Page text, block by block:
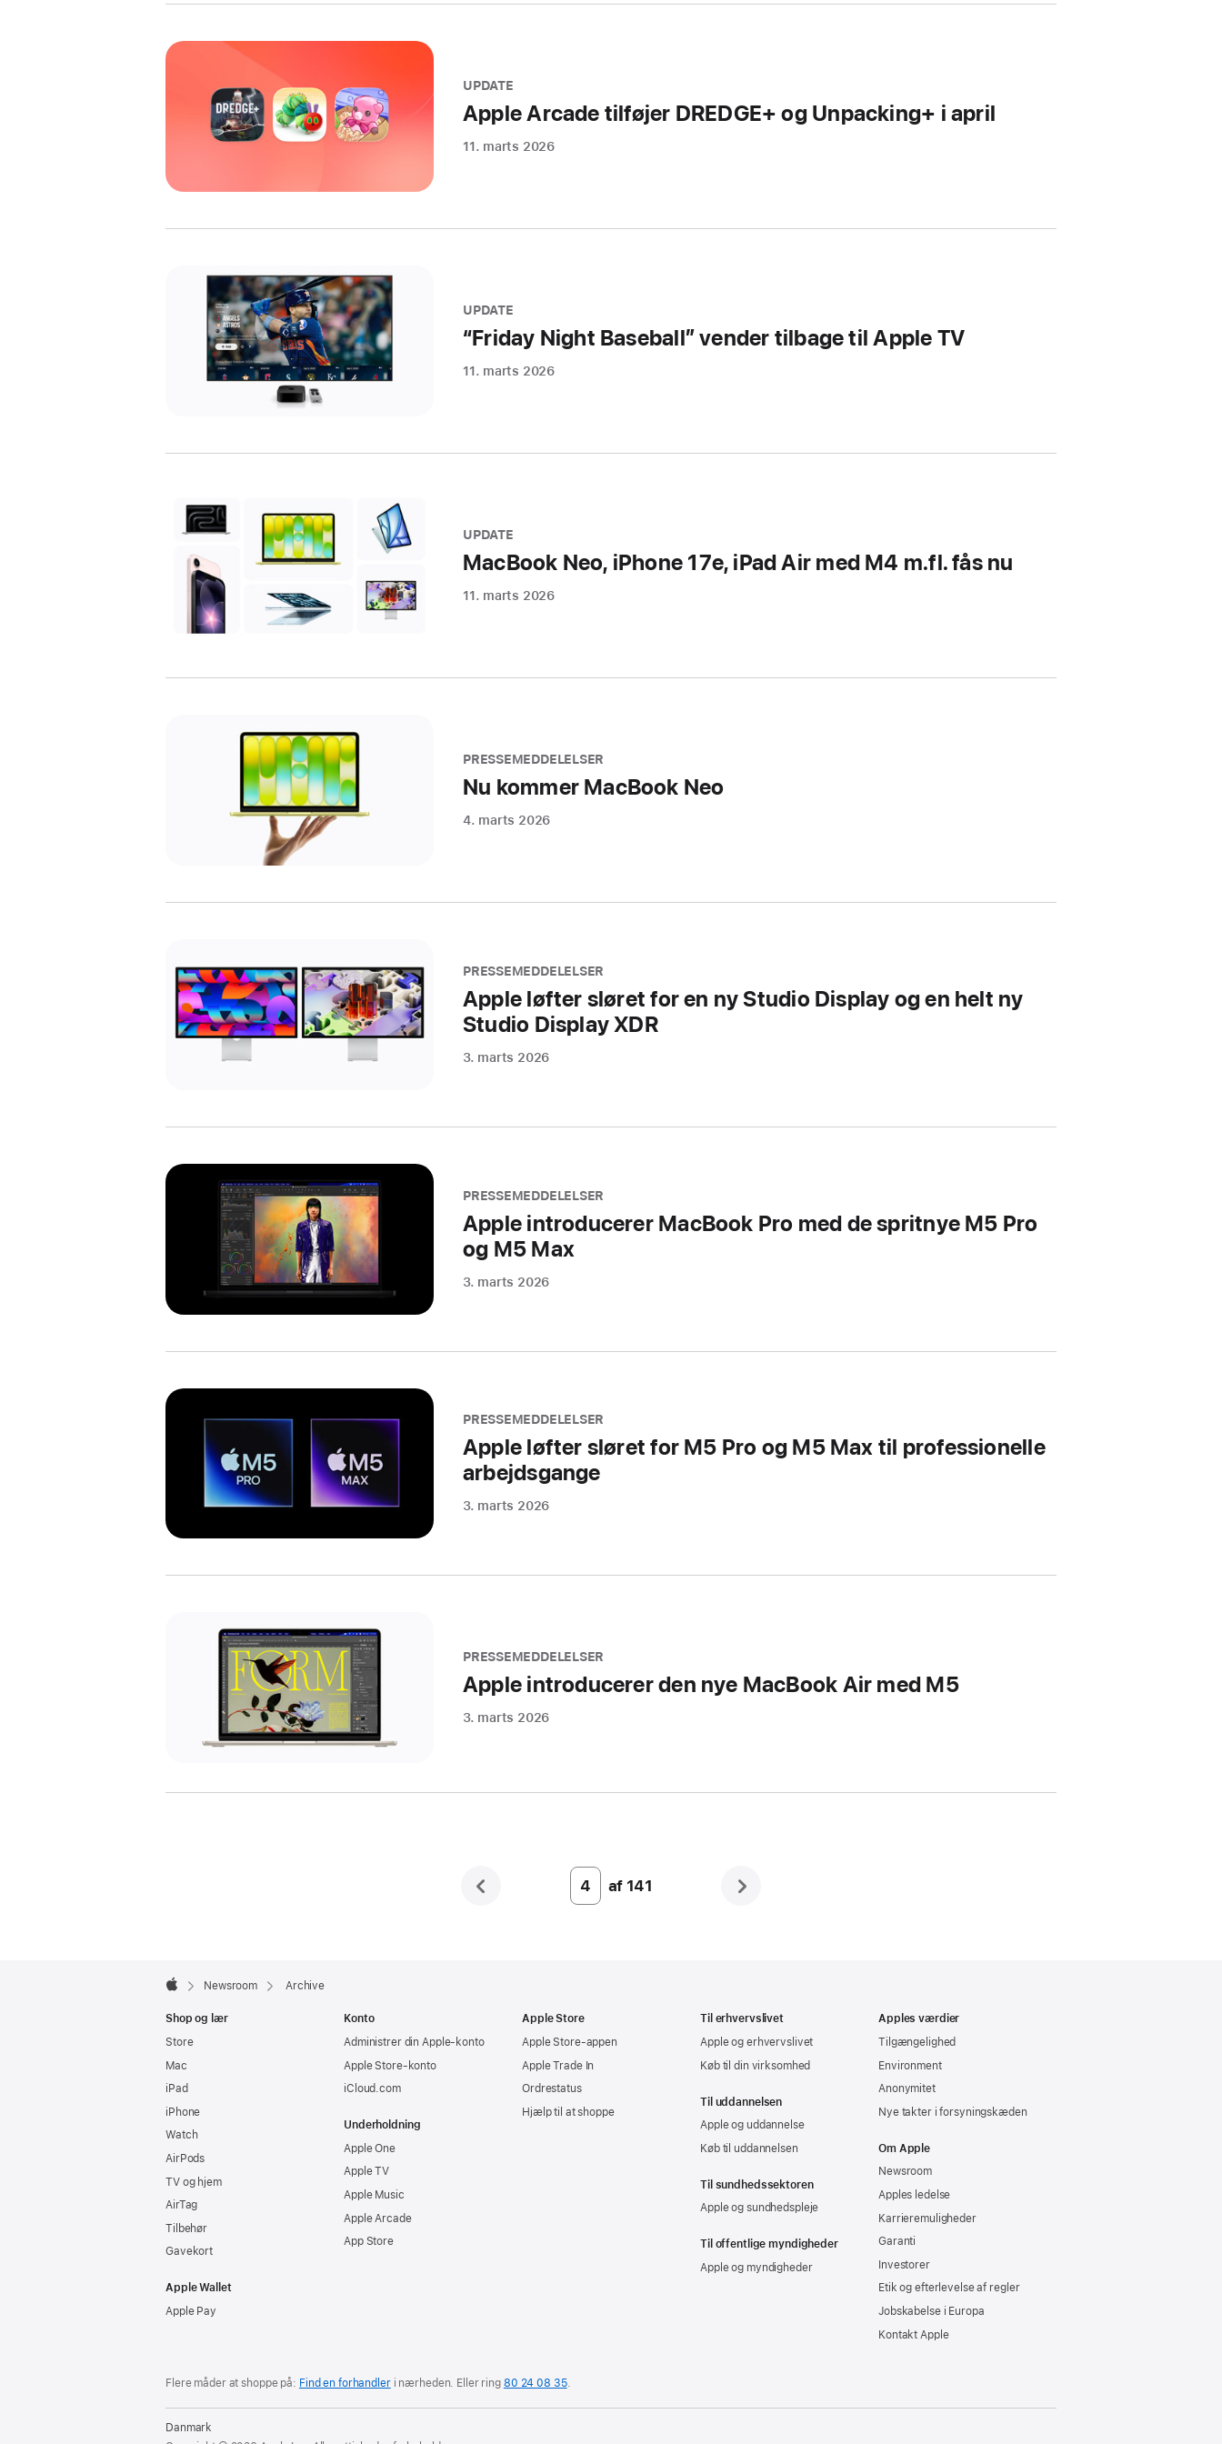
UPDATE
Apple Arcade tilføjer DREDGE+ og Unpacking+ i april
11. marts 2026
UPDATE
“Friday Night Baseball” vender tilbage til Apple TV
11. marts 2026
UPDATE
MacBook Neo, iPhone 17e, iPad Air med M4 m.fl. fås nu
11. marts 2026
PRESSEMEDDELELSER
Nu kommer MacBook Neo
4. marts 2026
PRESSEMEDDELELSER
Apple løfter sløret for en ny Studio Display og en helt ny
Studio Display XDR
3. marts 2026
PRESSEMEDDELELSER
Apple introducerer MacBook Pro med de spritnye M5 Pro
og M5 Max
3. marts 2026
PRESSEMEDDELELSER
Apple løfter sløret for M5 Pro og M5 Max til professionelle
arbejdsgange
3. marts 2026
PRESSEMEDDELELSER
Apple introducerer den nye MacBook Air med M5
3. marts 2026
Page
af 141
Footer

Newsroom Archive
Shop og lær
Store
Mac
iPad
iPhone
Watch
AirPods
TV og hjem
AirTag
Tilbehør
Gavekort
Apple Wallet
Apple Pay
Konto
Administrer din Apple-konto
Apple Store-konto
iCloud.com
Underholdning
Apple One
Apple TV
Apple Music
Apple Arcade
App Store
Apple Store
Apple Store-appen
Apple Trade In
Ordrestatus
Hjælp til at shoppe
Til erhvervslivet
Apple og erhvervslivet
Køb til din virksomhed
Til uddannelsen
Apple og uddannelse
Køb til uddannelsen
Til sundhedssektoren
Apple og sundhedspleje
Til offentlige myndigheder
Apple og myndigheder
Apples værdier
Tilgængelighed
Environment
Anonymitet
Nye takter i forsyningskæden
Om Apple
Newsroom
Apples ledelse
Karrieremuligheder
Garanti
Investorer
Etik og efterlevelse af regler
Jobskabelse i Europa
Kontakt Apple
Flere måder at shoppe på: Find en forhandleri nærheden. Eller ring 80 24 08 35.
Danmark